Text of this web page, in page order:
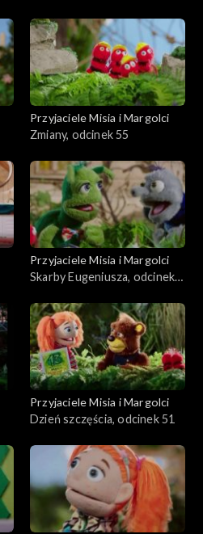
Przyjaciele Misia i Margolci
Zmiany, odcinek 55
Przyjaciele Misia i Margolci
Skarby Eugeniusza, odcinek
Przyjaciele Misia i Margolci
Dzień szczęścia, odcinek 51